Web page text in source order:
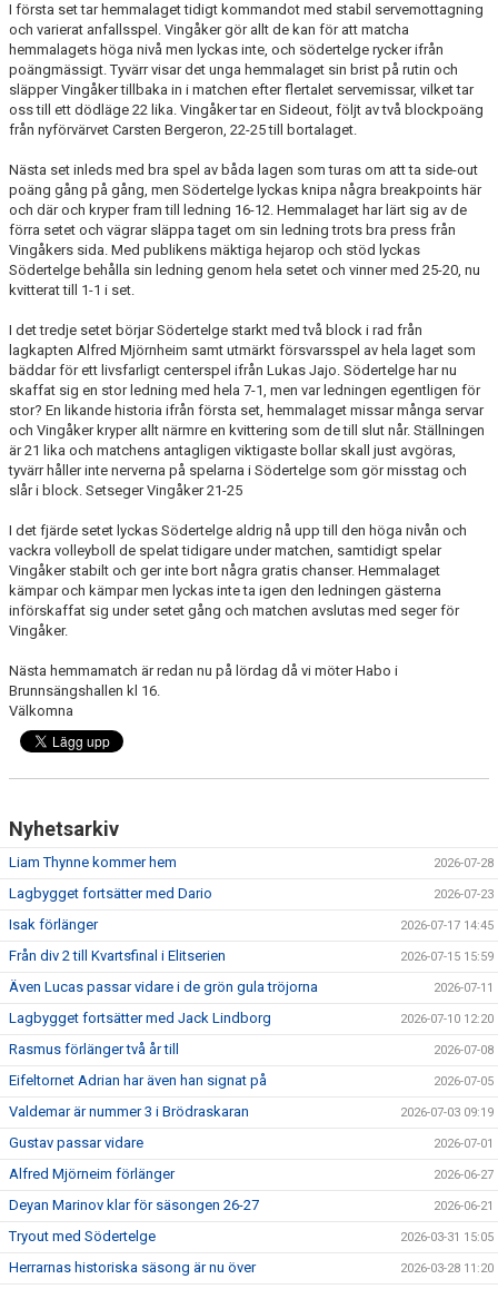
I första set tar hemmalaget tidigt kommandot med stabil servemottagning
och varierat anfallsspel. Vingåker gör allt de kan för att matcha
hemmalagets höga nivå men lyckas inte, och södertelge rycker ifrån
poängmässigt. Tyvärr visar det unga hemmalaget sin brist på rutin och
släpper Vingåker tillbaka in i matchen efter flertalet servemissar, vilket tar
oss till ett dödläge 22 lika. Vingåker tar en Sideout, följt av två blockpoäng
från nyförvärvet Carsten Bergeron, 22-25 till bortalaget.
Nästa set inleds med bra spel av båda lagen som turas om att ta side-out
poäng gång på gång, men Södertelge lyckas knipa några breakpoints här
och där och kryper fram till ledning 16-12. Hemmalaget har lärt sig av de
förra setet och vägrar släppa taget om sin ledning trots bra press från
Vingåkers sida. Med publikens mäktiga hejarop och stöd lyckas
Södertelge behålla sin ledning genom hela setet och vinner med 25-20, nu
kvitterat till 1-1 i set.
I det tredje setet börjar Södertelge starkt med två block i rad från
lagkapten Alfred Mjörnheim samt utmärkt försvarsspel av hela laget som
bäddar för ett livsfarligt centerspel ifrån Lukas Jajo. Södertelge har nu
skaffat sig en stor ledning med hela 7-1, men var ledningen egentligen för
stor? En likande historia ifrån första set, hemmalaget missar många servar
och Vingåker kryper allt närmre en kvittering som de till slut når. Ställningen
är 21 lika och matchens antagligen viktigaste bollar skall just avgöras,
tyvärr håller inte nerverna på spelarna i Södertelge som gör misstag och
slår i block. Setseger Vingåker 21-25
I det fjärde setet lyckas Södertelge aldrig nå upp till den höga nivån och
vackra volleyboll de spelat tidigare under matchen, samtidigt spelar
Vingåker stabilt och ger inte bort några gratis chanser. Hemmalaget
kämpar och kämpar men lyckas inte ta igen den ledningen gästerna
införskaffat sig under setet gång och matchen avslutas med seger för
Vingåker.
Nästa hemmamatch är redan nu på lördag då vi möter Habo i
Brunnsängshallen kl 16.
Välkomna
Nyhetsarkiv
Liam Thynne kommer hem 2026-07-28
Lagbygget fortsätter med Dario 2026-07-23
Isak förlänger 2026-07-17 14:45
Från div 2 till Kvartsfinal i Elitserien 2026-07-15 15:59
Även Lucas passar vidare i de grön gula tröjorna 2026-07-11
Lagbygget fortsätter med Jack Lindborg 2026-07-10 12:20
Rasmus förlänger två år till 2026-07-08
Eifeltornet Adrian har även han signat på 2026-07-05
Valdemar är nummer 3 i Brödraskaran 2026-07-03 09:19
Gustav passar vidare 2026-07-01
Alfred Mjörneim förlänger 2026-06-27
Deyan Marinov klar för säsongen 26-27 2026-06-21
Tryout med Södertelge 2026-03-31 15:05
Herrarnas historiska säsong är nu över 2026-03-28 11:20